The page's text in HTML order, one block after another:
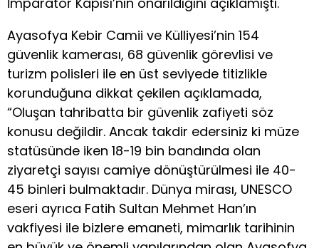
Ayasofya Kebir Camii ve Külliyesi’nin 154
güvenlik kamerası, 68 güvenlik görevlisi ve
turizm polisleri ile en üst seviyede titizlikle
korunduğuna dikkat çekilen açıklamada,
“Oluşan tahribatta bir güvenlik zafiyeti söz
konusu değildir. Ancak takdir edersiniz ki müze
statüsünde iken 18-19 bin bandında olan
ziyaretçi sayısı camiye dönüştürülmesi ile 40-
45 binleri bulmaktadır. Dünya mirası, UNESCO
eseri ayrıca Fatih Sultan Mehmet Han’ın
vakfiyesi ile bizlere emaneti, mimarlık tarihinin